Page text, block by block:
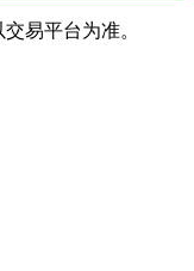
易平台为准。